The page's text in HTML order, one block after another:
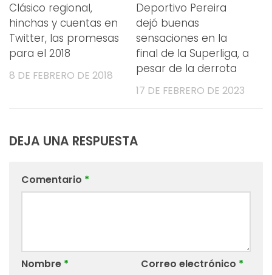
Clásico regional,
hinchas y cuentas en
Twitter, las promesas
para el 2018
8 DE FEBRERO DE 2018
Deportivo Pereira
dejó buenas
sensaciones en la
final de la Superliga, a
pesar de la derrota
17 DE FEBRERO DE 2023
DEJA UNA RESPUESTA
Comentario *
Nombre * Correo electrónico *